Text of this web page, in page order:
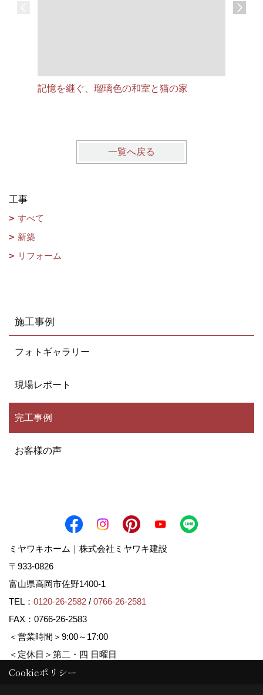
記憶を継ぐ、瑠璃色の和室と猫の家
一覧へ戻る
工事
すべて
新築
リフォーム
施工事例
フォトギャラリー
現場レポート
完工事例
お客様の声
ミヤワキホーム｜株式会社ミヤワキ建設
〒933-0826
富山県高岡市佐野1400-1
TEL： 0120-26-2582 / 0766-26-2581
FAX：0766-26-2583
＜営業時間＞9:00～17:00
＜定休日＞第二・四 日曜日
Cookieポリシー